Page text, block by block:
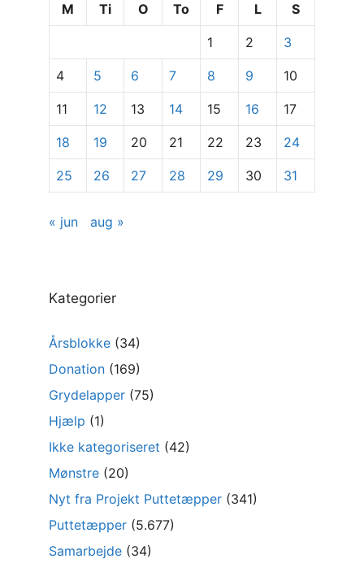
specifikke
M
Ti O To F L S
1 2 3
4 5 6 7 8 9 10
11 12 13 14 15 16 17
18 19 20 21 22 23 24
25 26 27 28 29 30 31
« jun aug »
Kategorier
Årsblokke (34)
Donation (169)
Grydelapper (75)
Hjælp (1)
Ikke kategoriseret (42)
Mønstre (20)
Nyt fra Projekt Puttetæpper (341)
Puttetæpper (5.677)
Samarbejde (34)